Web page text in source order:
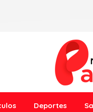
Deportes